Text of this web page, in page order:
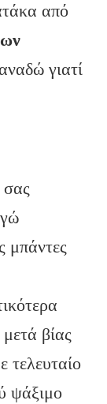
από
γιατί
σας
μπάντες
βίας
τελευταίο
ψάξιμο